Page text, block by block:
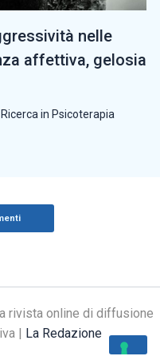
nelle
affettiva, gelosia
Ricerca in Psicoterapia
rivista online di diffusione
| La Redazione